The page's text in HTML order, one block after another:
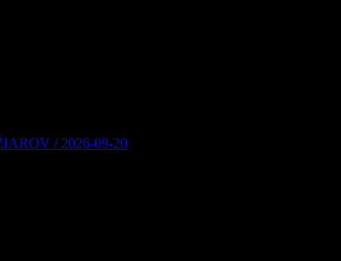
/ 2026-09-20